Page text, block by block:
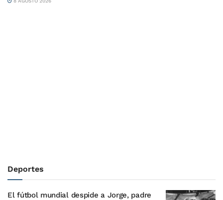
Deportes
El fútbol mundial despide a Jorge, padre